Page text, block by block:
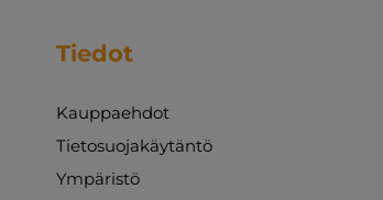
Tiedot
Kauppaehdot
Tietosuojakäytäntö
Ympäristö